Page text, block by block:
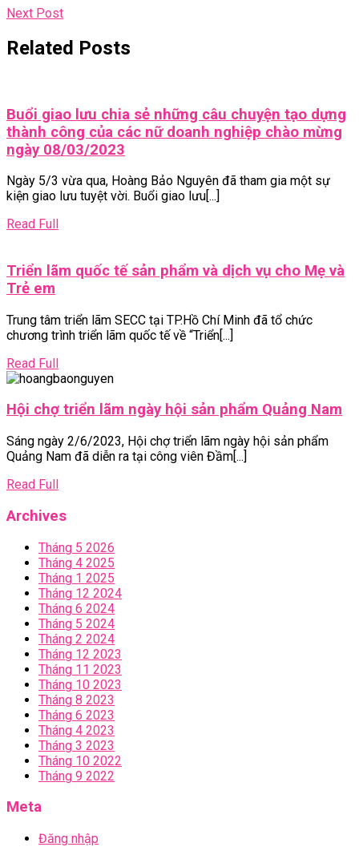
Điều
hướng
bài
Next PostNext
Related Posts
Buổi giao lưu chia sẻ những câu chuyện tạo dựng
thành công của các nữ doanh nghiệp chào mừng
ngày 08/03/2023
lưu
chia
chuyện
thành
công
doanh
chào
mừng
Ngày 5/3 vừa qua, Hoàng Bảo Nguyên đã tham gia một sự
kiện giao lưu tuyệt vời. Buổi giao lưu[...]
Read Full Read
Triển lãm quốc tế sản phẩm và dịch vụ cho Mẹ và
Trẻ em
quốc
tế
sản
phẩm
dịch
cho
Mẹ
và
em
Trung tâm triển lãm SECC tại TP.Hồ Chí Minh đã tổ chức
chương trình triển lãm quốc tế về “Triển[...]
Read FullRead
Full
Hội chợ triển lãm ngày hội sản phẩm Quảng Nam
Sáng ngày 2/6/2023, Hội chợ triển lãm ngày hội sản phẩm
Quảng Nam đã diễn ra tại công viên Đầm[...]
Read FullRead
Archives
Tháng 5 2026
Tháng 4 2025
Tháng 1 2025
Tháng 12 2024
Tháng 6 2024
Tháng 5 2024
Tháng 2 2024
Tháng 12 2023
Tháng 11 2023
Tháng 10 2023
Tháng 8 2023
Tháng 6 2023
Tháng 4 2023
Tháng 3 2023
Tháng 10 2022
Tháng 9 2022
Meta
Đăng nhập